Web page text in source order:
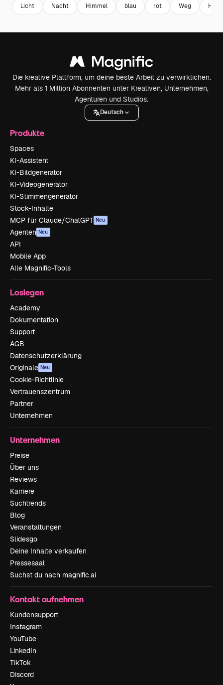
Licht Nacht Himmel blau rot Weg
Die kreative Plattform, um deine beste Arbeit zu verwirklichen.
Mehr als 1 Million Abonnenten unter Kreativen, Unternehmen,
Agenturen und Studios.
Deutsch
Produkte
Spaces
KI-Assistent
KI-Bildgenerator
KI-Videogenerator
KI-Stimmengenerator
Stock-Inhalte
MCP für Claude/ChatGPT Neu
Agenten Neu
API
Mobile App
Alle Magnific-Tools
Loslegen
Academy
Dokumentation
Support
AGB
Datenschutzerklärung
Originale Neu
Cookie-Richtlinie
Vertrauenszentrum
Partner
Unternehmen
Unternehmen
Preise
Über uns
Reviews
Karriere
Suchtrends
Blog
Veranstaltungen
Slidesgo
Deine Inhalte verkaufen
Pressesaal
Suchst du nach magnific.ai
Kontakt aufnehmen
Kundensupport
Instagram
YouTube
LinkedIn
TikTok
Discord